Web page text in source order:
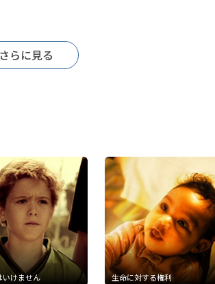
さらに見る
いけません 生命に対する権利